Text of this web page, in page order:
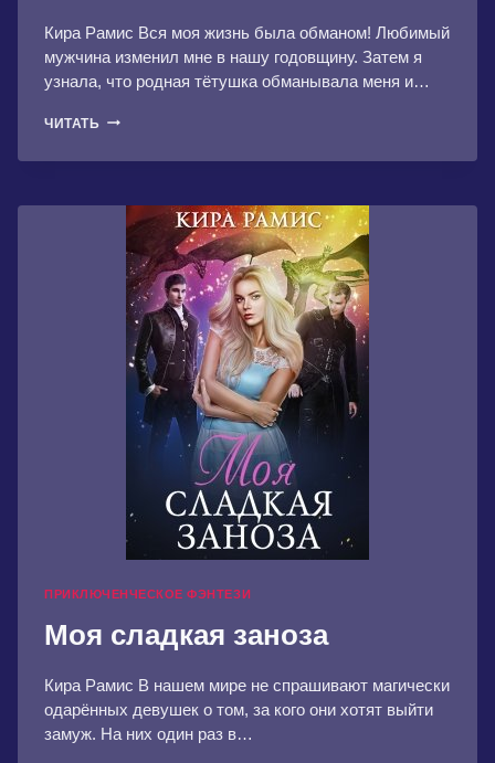
Кира Рамис Вся моя жизнь была обманом! Любимый
мужчина изменил мне в нашу годовщину. Затем я
узнала, что родная тётушка обманывала меня и…
ЧИТАТЬ ВИШНЁВОЕ
ДЛЯ
ПРИКЛЮЧЕНЧЕСКОЕ ФЭНТЕЗИ
Моя сладкая заноза
Кира Рамис В нашем мире не спрашивают магически
одарённых девушек о том, за кого они хотят выйти
замуж. На них один раз в…